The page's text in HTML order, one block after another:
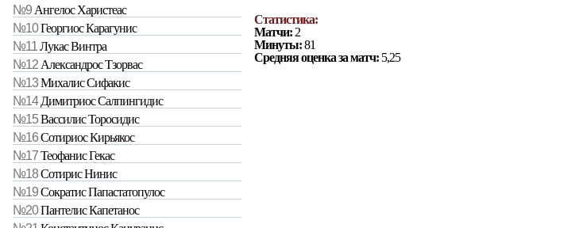
№9 Ангелос Харистеас
№10Георгиос Карагунис
№11Лукас Винтра
№12 Александрос Тзорвас
№13Михалис Сифакис
№14 Димитриос Салпингидис
№15Вассилис Торосидис
№16Сотириос Кирьякос
№17Теофанис Гекас
№18Сотирис Нинис
№19Сократис Папастатопулос
№20Пантелис Капетанос
Статистика:
Матчи: 2
Минуты:81
Средняя оценка за матч: 5,25